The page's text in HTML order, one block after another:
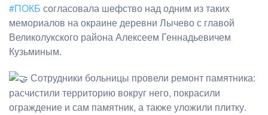
#ПОКБ согласовала шефство над одним из таких
мемориалов на окраине деревни Лычево с главой
Великолукского района Алексеем Геннадьевичем
Кузьминым.
Сотрудники больницы провели ремонт памятника:
расчистили территорию вокруг него, покрасили
ограждение и сам памятник, а также уложили плитку.